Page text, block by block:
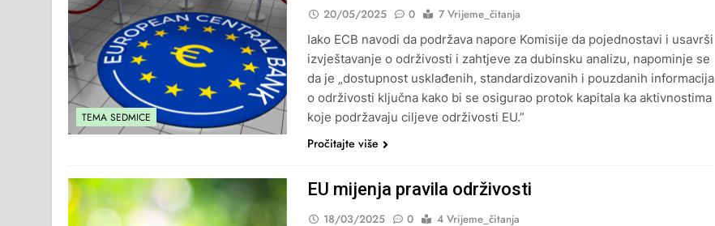
TEMA SEDMICE
20/05/2025 0
7 Vrijeme_čitanja
Iako ECB navodi da podržava napore Komisije da pojednostavi i usavrši
izvještavanje o održivosti i zahtjeve za dubinsku analizu, napominje se
da je „dostupnost usklađenih, standardizovanih i pouzdanih informacija
o održivosti ključna kako bi se osigurao protok kapitala ka aktivnostima
koje podržavaju ciljeve održivosti EU.”
Pročitajte više
EU mijenja pravila održivosti
18/03/2025 0
4 Vrijeme_čitanja